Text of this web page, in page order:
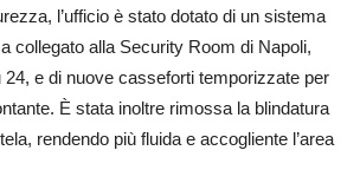
l’ufficio è stato dotato di un sistema
collegato alla Security Room di Napoli,
24, e di nuove casseforti temporizzate per
È stata inoltre rimossa la blindatura
rendendo più fluida e accogliente l’area